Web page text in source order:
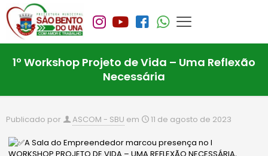
1º Workshop Projeto de Vida – Uma Reflexão
Necessária
Publicado por ASCOM - SBU em 11 de agosto de 2023
A Sala do Empreendedor marcou presença no I